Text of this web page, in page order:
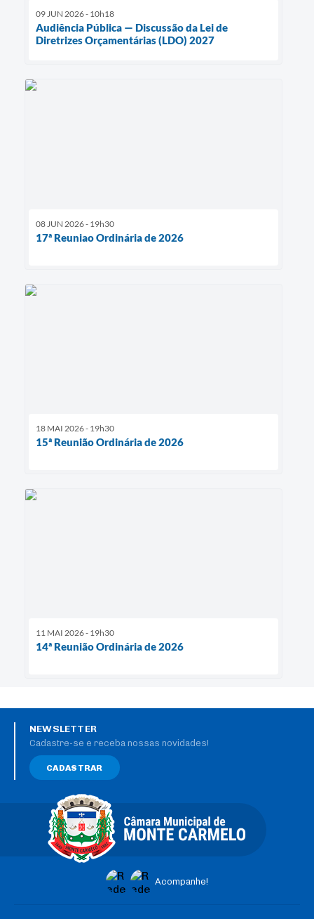
09 JUN 2026 - 10h18
Audiência Pública — Discussão da Lei de
Diretrizes Orçamentárias (LDO) 2027
08 JUN 2026 - 19h30
17ª Reuniao Ordinária de 2026
18 MAI 2026 - 19h30
15ª Reunião Ordinária de 2026
11 MAI 2026 - 19h30
14ª Reunião Ordinária de 2026
Acompanhe!
NEWSLETTER
Cadastre-se e receba nossas novidades!
CADASTRAR